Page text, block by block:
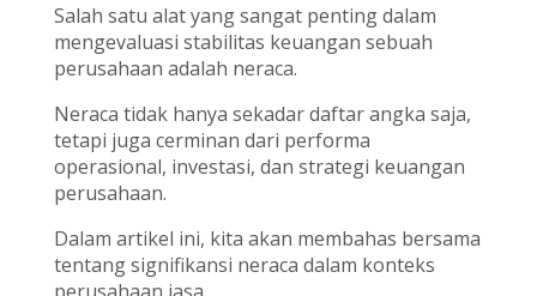
Salah satu alat yang sangat penting dalam
mengevaluasi stabilitas keuangan sebuah
perusahaan adalah neraca.
Neraca tidak hanya sekadar daftar angka saja,
tetapi juga cerminan dari performa
operasional, investasi, dan strategi keuangan
perusahaan.
Dalam artikel ini, kita akan membahas bersama
tentang signifikansi neraca dalam konteks